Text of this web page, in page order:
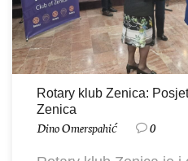
Rotary klub Zenica:
Zenica
Dino Omerspahić 0